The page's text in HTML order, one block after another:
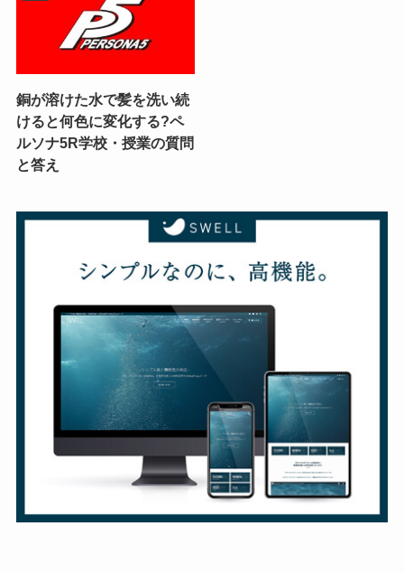
銅が溶けた水で髪を洗い続
けると何色に変化する?ペ
ルソナ5R学校・授業の質問
と答え